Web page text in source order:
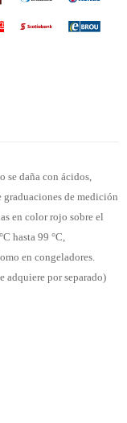
se daña con ácidos,
de medición
en color rojo sobre el
hasta 99 °C,
en congeladores.
adquiere por separado)